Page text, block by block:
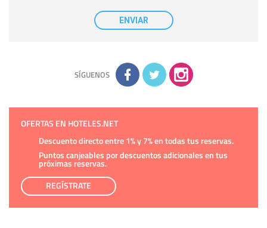
con carácter general, sólo el personal de
nuestra entidad que esté debidamente autorizado podrá
tener conocimiento de la información que le pedimos. No se
comunicarán datos a terceros.
adicional y detallada sobre cómo tratamos sus datos en la
política de privacidad
ENVIAR
SÍGUENOS
OFERTAS EN HOTELES.NET
Descuento directo entre 1% y 7% en todas tus reservas.
Puntos canjeables por descuentos adicionales en tus
próximas reservas.
REGÍSTRATE